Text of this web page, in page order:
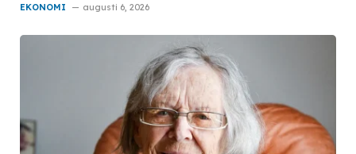
EKONOMI augusti 6, 2026